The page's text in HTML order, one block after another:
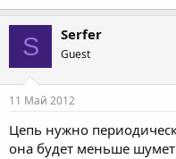
S Serfer
Guest
11 Май 2012
Цепь нужно
она будет меньше